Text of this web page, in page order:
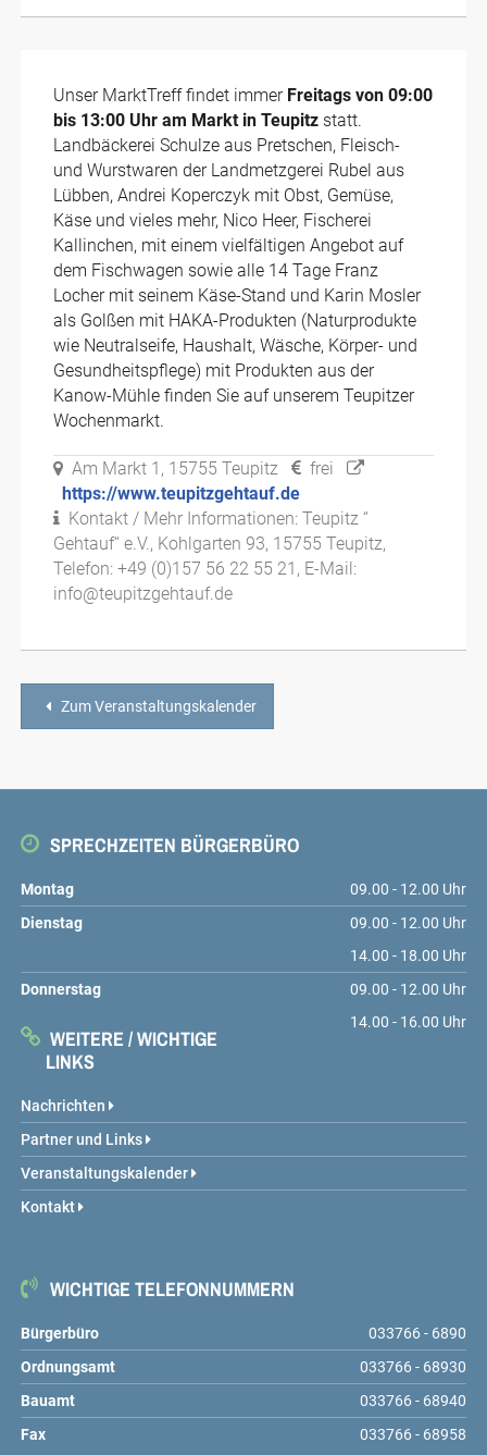
Unser MarktTreff findet immer Freitags von 09:00
bis 13:00 Uhr am Markt in Teupitz statt.
Landbäckerei Schulze aus Pretschen, Fleisch-
und Wurstwaren der Landmetzgerei Rubel aus
Lübben, Andrei Koperczyk mit Obst, Gemüse,
Käse und vieles mehr, Nico Heer, Fischerei
Kallinchen, mit einem vielfältigen Angebot auf
dem Fischwagen sowie alle 14 Tage Franz
Locher mit seinem Käse-Stand und Karin Mosler
als Golßen mit HAKA-Produkten (Naturprodukte
wie Neutralseife, Haushalt, Wäsche, Körper- und
Gesundheitspflege) mit Produkten aus der
Kanow-Mühle finden Sie auf unserem Teupitzer
Wochenmarkt.
Am Markt 1, 15755 Teupitz
frei
https://www.teupitzgehtauf.de
Kontakt / Mehr Informationen: Teupitz “
Gehtauf“ e.V., Kohlgarten 93, 15755 Teupitz,
Telefon: +49 (0)157 56 22 55 21, E-Mail:
info@teupitzgehtauf.de
Zum Veranstaltungskalender
SPRECHZEITEN BÜRGERBÜRO
Montag
09.00 - 12.00 Uhr
Dienstag
09.00 - 12.00 Uhr
14.00 - 18.00 Uhr
Donnerstag
09.00 - 12.00 Uhr
14.00 - 16.00 Uhr
WEITERE / WICHTIGE
LINKS
Nachrichten
Partner und Links
Veranstaltungskalender
Kontakt
WICHTIGE TELEFONNUMMERN
Bürgerbüro
033766 - 6890
Ordnungsamt
033766 - 68930
Bauamt
033766 - 68940
Fax
033766 - 68958